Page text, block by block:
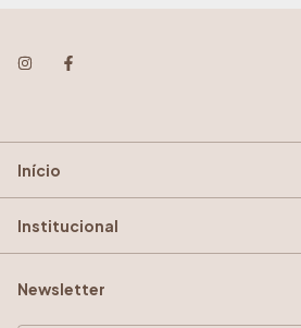
Início
Institucional
Newsletter